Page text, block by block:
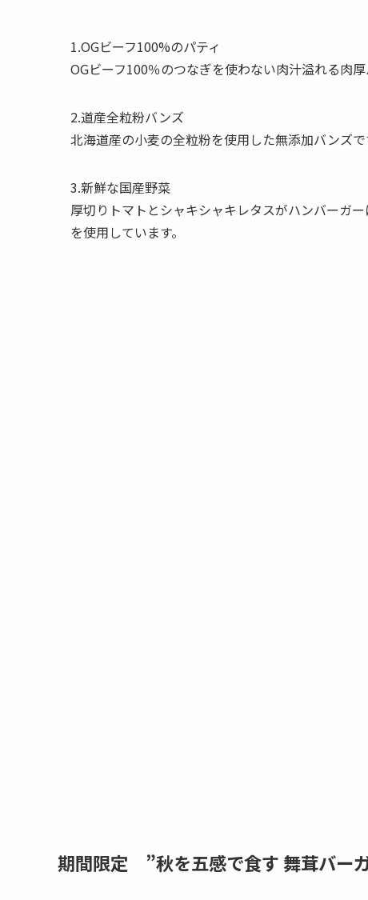
1.OGビーフ100%のパティ
OGビーフ100％のつなぎを使わない肉汁溢れる肉厚
2.道産全粒粉バンズ
北海道産の小麦の全粒粉を使用した無添加バンズ
3.新鮮な国産野菜
厚切りトマトとシャキシャキレタスがハンバーガ
を使用しています。
期間限定 ”秋を五感で食す 舞茸バー